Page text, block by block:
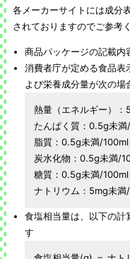
各メーカーサイトには成分
されておりますのでご参考
商品パッケージの記載内
消費者庁が定める食品表
よび栄養成分量が次の
熱量（エネルギー）：
たんぱく質：0.5g未満
脂質：0.5g未満/100ml
炭水化物：0.5g未満/
糖質：0.5g未満/100ml
ナトリウム：5mg未満
食塩相当量は、以下の計
す